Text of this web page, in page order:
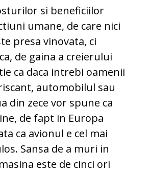
si beneficiilor
umane, de care nici
presa vinovata, ci
de gaina a creierului
ca daca intrebi oamenii
automobilul sau
din zece vor spune ca
de fapt in Europa
ca avionul e cel mai
Sansa de a muri in
este de cinci ori